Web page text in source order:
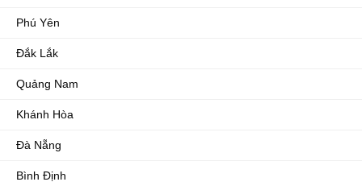
Phú Yên
Đắk Lắk
Quảng Nam
Khánh Hòa
Đà Nẵng
Bình Định